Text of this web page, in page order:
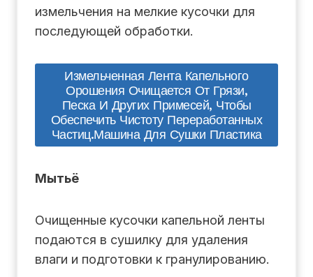
измельчения на мелкие кусочки для
последующей обработки.
Измельченная Лента Капельного
Орошения Очищается От Грязи,
Песка И Других Примесей, Чтобы
Обеспечить Чистоту Переработанных
Частиц.машина Для Сушки Пластика
Мытьё
Очищенные кусочки капельной ленты
подаются в сушилку для удаления
влаги и подготовки к гранулированию.